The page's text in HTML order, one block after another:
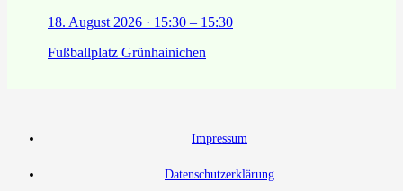
18. August 2026 · 15:30 – 15:30
Fußballplatz Grünhainichen
Impressum
Datenschutzerklärung